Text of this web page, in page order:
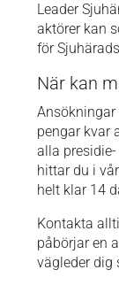
Leader
aktörer kan
för
När kan
pengar kvar
alla
hittar du i
helt klar 14
Kontakta
påbörjar en
vägleder dig